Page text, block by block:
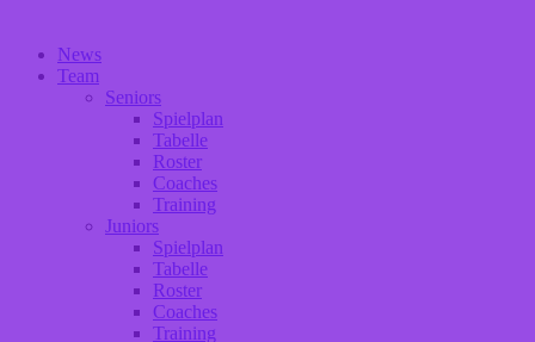
News
Team
Seniors
Spielplan
Tabelle
Roster
Coaches
Training
Juniors
Spielplan
Tabelle
Roster
Coaches
Training